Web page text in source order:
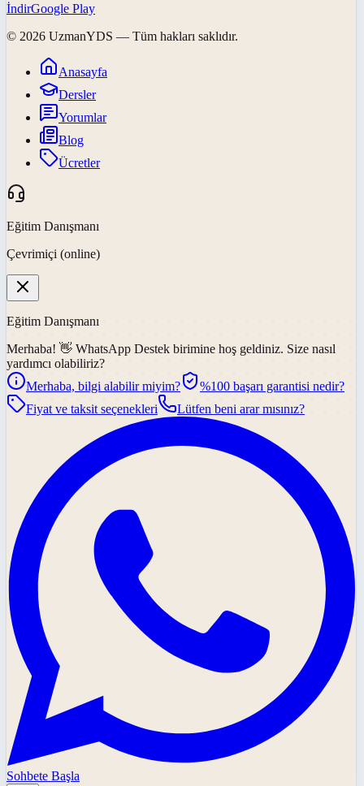
İndirGoogle Play
© 2026 UzmanYDS — Tüm hakları saklıdır.
Anasayfa
Dersler
Yorumlar
Blog
Ücretler
Eğitim Danışmanı
Çevrimiçi (online)
Eğitim Danışmanı
Merhaba! 👋 WhatsApp Destek birimine hoş geldiniz. Size nasıl
yardımcı olabiliriz?
Merhaba, bilgi alabilir miyim?
%100 başarı garantisi nedir?
Fiyat ve taksit seçenekleri
Lütfen beni arar mısınız?
Sohbete Başla